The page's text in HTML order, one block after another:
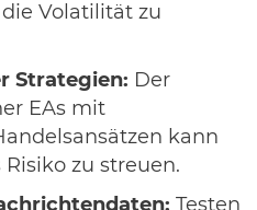
Volatilität zu
Strategien: Der
EAs mit
kann
zu streuen.
Testen